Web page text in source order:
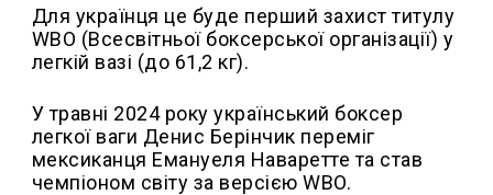
Для українця це буде перший захист титулу
WBO (Всесвітньої боксерської організації) у
легкій вазі (до 61,2 кг).
У травні 2024 року український боксер
легкої ваги Денис Берінчик переміг
мексиканця Емануеля Наваретте та став
чемпіоном світу за версією WBO.